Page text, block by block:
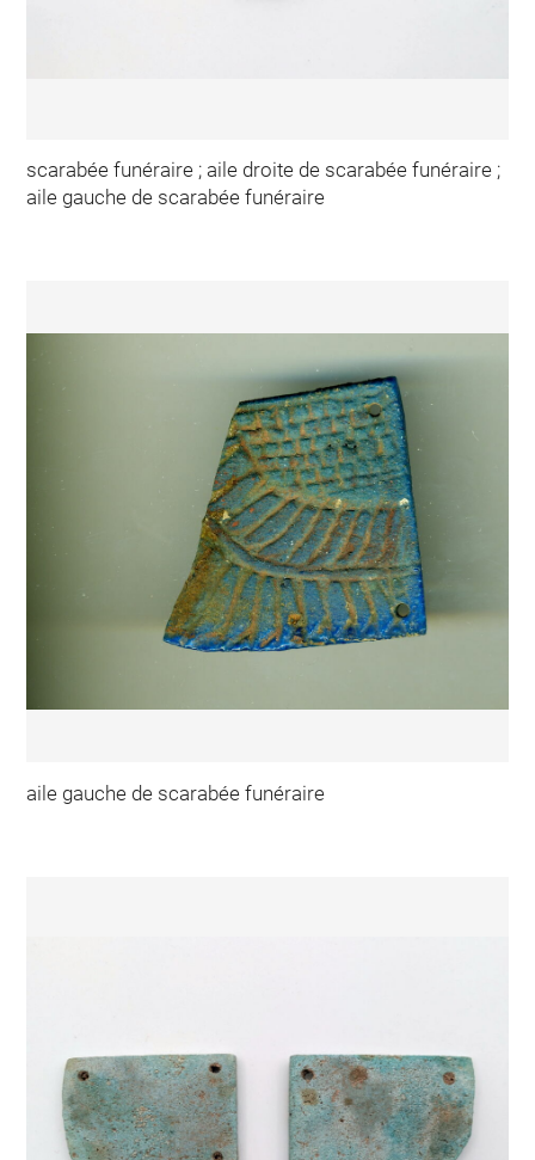
scarabée funéraire ; aile droite de scarabée funéraire ;
aile gauche de scarabée funéraire
aile gauche de scarabée funéraire